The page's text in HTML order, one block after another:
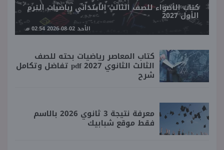
كتاب الأضواء للصف الثالث الابتدائي رياضيات الترم
الأول 2027
الأحد 02-08-2026 02:54 مـ
كتاب المعاصر رياضيات بحته للصف
الثالث الثانوي 2027 pdf تفاضل وتكامل
شرح
معرفة نتيجة 3 ثانوي 2026 بالاسم
فقط موقع شبابيك